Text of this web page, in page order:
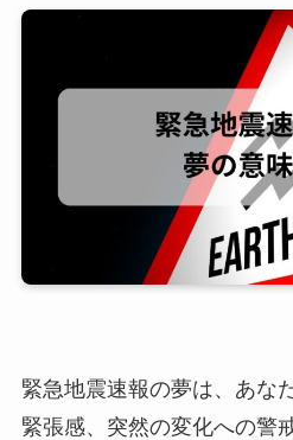
緊急地震速報の夢は、あな
緊張感、突然の変化への警